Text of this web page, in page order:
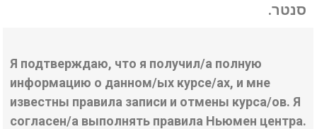
סנטר.
Я подтверждаю, что я получил/а полную
информацию о данном/ых курсе/ах, и мне
известны правила записи и отмены курса/ов. Я
согласен/а выполнять правила Ньюмен центра.